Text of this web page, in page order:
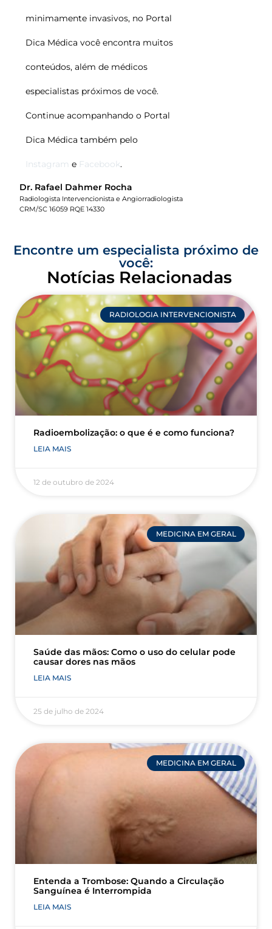
minimamente invasivos, no Portal
Dica Médica você encontra muitos
conteúdos, além de médicos
especialistas próximos de você.
Continue acompanhando o Portal
Dica Médica também pelo
Instagram e Facebook.
Dr. Rafael Dahmer Rocha
Radiologista Intervencionista e Angiorradiologista
CRM/SC 16059 RQE 14330
Encontre um especialista próximo de
você:
Notícias Relacionadas
RADIOLOGIA INTERVENCIONISTA
Radioembolização: o que é e como funciona?
LEIA MAIS
12 de outubro de 2024
MEDICINA EM GERAL
Saúde das mãos: Como o uso do celular pode
causar dores nas mãos
LEIA MAIS
25 de julho de 2024
MEDICINA EM GERAL
Entenda a Trombose: Quando a Circulação
Sanguínea é Interrompida
LEIA MAIS